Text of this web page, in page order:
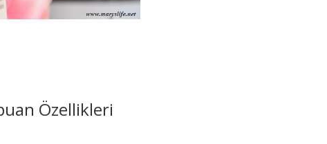
Özellikleri